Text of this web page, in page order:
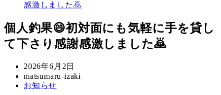
感激しました🙇
個人釣果😄初対面にも気軽に手を貸し
て下さり感謝感激しました🙇
投
稿
日
2026年6月2日
著
者
matsumaru-izaki
カ
お知らせ